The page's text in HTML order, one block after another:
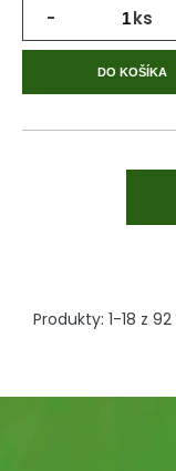
- ks
DO KOŠÍKA
Produkty: 1-18 z 92